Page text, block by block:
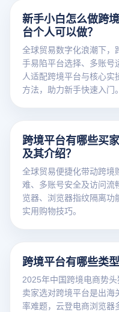
新手小白怎么做跨
台个人可以做？
全球贸易数字化浪潮下，
手易陷平台选择、多账号
人适配跨境平台与核心实
方法，助力新手快速入门。
跨境平台有哪些买
及其介绍？
全球贸易便捷化带动跨境
难、多账号安全及访问流
览器、浏览器指纹隔离功
实用购物技巧。
跨境平台有哪些类
2025年中国跨境电商势头
卖家选对跨境平台是出
率难题，云登电商浏览器